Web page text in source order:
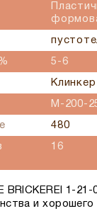
5-6
Клинкер
М-200-
480
16
BRICKEREI 1-21-
и хорошего